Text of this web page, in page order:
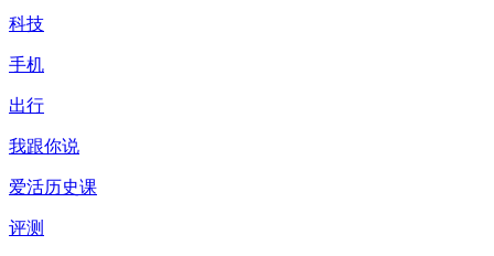
科技
手机
出行
我跟你说
爱活历史课
评测